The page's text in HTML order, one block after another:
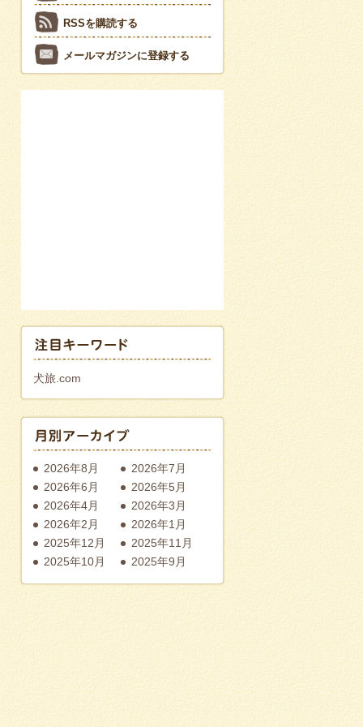
RSSを購読する
メールマガジンに登録する
犬旅.com
2026年8月
2026年7月
2026年6月
2026年5月
2026年4月
2026年3月
2026年2月
2026年1月
2025年12月
2025年11月
2025年10月
2025年9月